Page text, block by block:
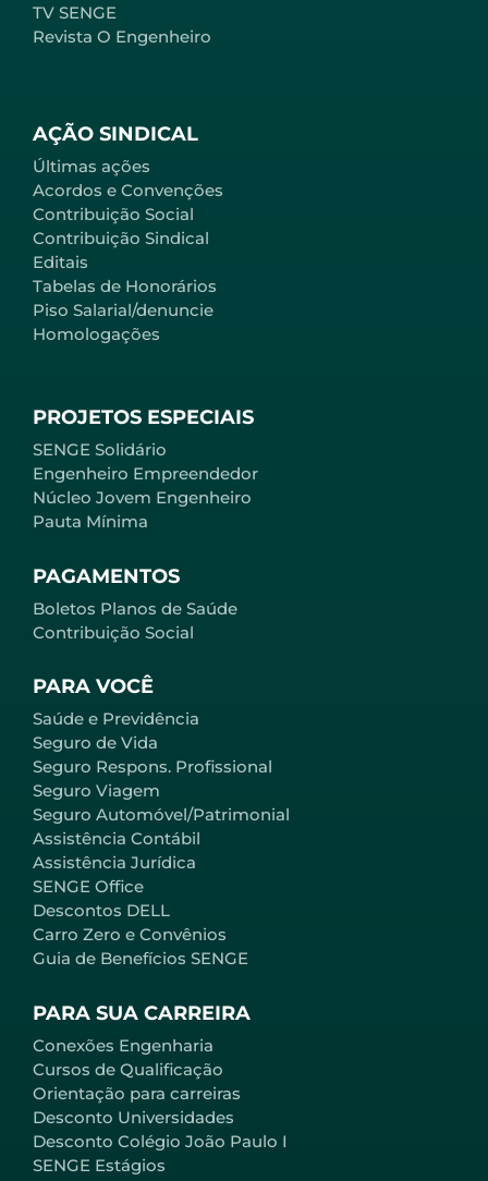
PARA VOCÊ
Saúde e Previdência
Seguro de Vida
Seguro Respons. Profissional
Seguro Viagem
Seguro Automóvel/Patrimonial
Assistência Contábil
Assistência Jurídica
SENGE Office
Descontos DELL
Carro Zero e Convênios
Guia de Benefícios SENGE
PARA SUA CARREIRA
Conexões Engenharia
Cursos de Qualificação
Orientação para carreiras
Desconto Universidades
Desconto Colégio João Paulo I
SENGE Estágios
AÇÃO SINDICAL
Últimas ações
Acordos e Convenções
Contribuição Social
Contribuição Sindical
Editais
Tabelas de Honorários
Piso Salarial/denuncie
Homologações
PROJETOS ESPECIAIS
SENGE Solidário
Engenheiro Empreendedor
Núcleo Jovem Engenheiro
Pauta Mínima
PAGAMENTOS
Boletos Planos de Saúde
Contribuição Social
TV SENGE
Revista O Engenheiro